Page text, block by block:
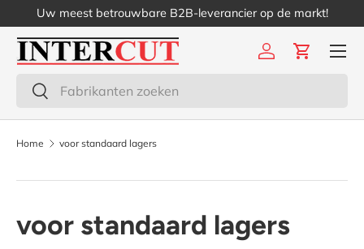
Ga naar inhoud
Uw meest betrouwbare B2B-leverancier op de markt!
Zoeken
Zoeken
Inloggen
Menu
Home voor standaard lagers
voor standaard lagers